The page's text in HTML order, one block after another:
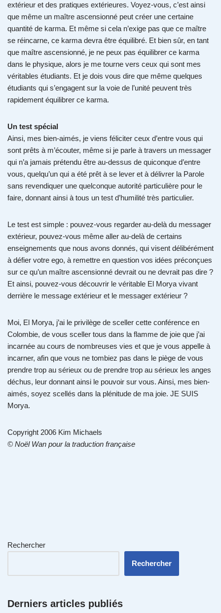
extérieur et des pratiques extérieures. Voyez-vous, c’est ainsi
que même un maître ascensionné peut créer une certaine
quantité de karma. Et même si cela n’exige pas que ce maître
se réincarne, ce karma devra être équilibré. Et bien sûr, en tant
que maître ascensionné, je ne peux pas équilibrer ce karma
dans le physique, alors je me tourne vers ceux qui sont mes
véritables étudiants. Et je dois vous dire que même quelques
étudiants qui s’engagent sur la voie de l’unité peuvent très
rapidement équilibrer ce karma.
Un test spécial
Ainsi, mes bien-aimés, je viens féliciter ceux d’entre vous qui
sont prêts à m’écouter, même si je parle à travers un messager
qui n’a jamais prétendu être au-dessus de quiconque d’entre
vous, quelqu’un qui a été prêt à se lever et à délivrer la Parole
sans revendiquer une quelconque autorité particulière pour le
faire, donnant ainsi à tous un test d’humilité très particulier.
Le test est simple : pouvez-vous regarder au-delà du messager
extérieur, pouvez-vous même aller au-delà de certains
enseignements que nous avons donnés, qui visent délibérément
à défier votre ego, à remettre en question vos idées préconçues
sur ce qu’un maître ascensionné devrait ou ne devrait pas dire ?
Et ainsi, pouvez-vous découvrir le véritable El Morya vivant
derrière le message extérieur et le messager extérieur ?
Moi, El Morya, j’ai le privilège de sceller cette conférence en
Colombie, de vous sceller tous dans la flamme de joie que j’ai
incarnée au cours de nombreuses vies et que je vous appelle à
incarner, afin que vous ne tombiez pas dans le piège de vous
prendre trop au sérieux ou de prendre trop au sérieux les anges
déchus, leur donnant ainsi le pouvoir sur vous. Ainsi, mes bien-
aimés, soyez scellés dans la plénitude de ma joie. JE SUIS
Morya.
Copyright 2006 Kim Michaels
© Noël Wan pour la traduction française
Rechercher
Rechercher
Derniers articles publiés